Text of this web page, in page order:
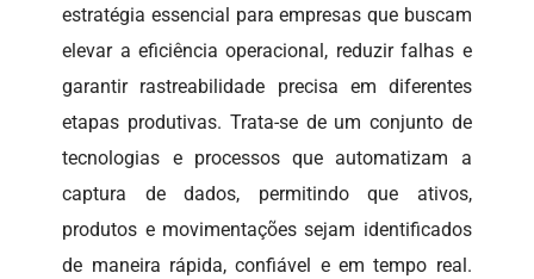
estratégia essencial para empresas que buscam
elevar a eficiência operacional, reduzir falhas e
garantir rastreabilidade precisa em diferentes
etapas produtivas. Trata-se de um conjunto de
tecnologias e processos que automatizam a
captura de dados, permitindo que ativos,
produtos e movimentações sejam identificados
de maneira rápida, confiável e em tempo real.